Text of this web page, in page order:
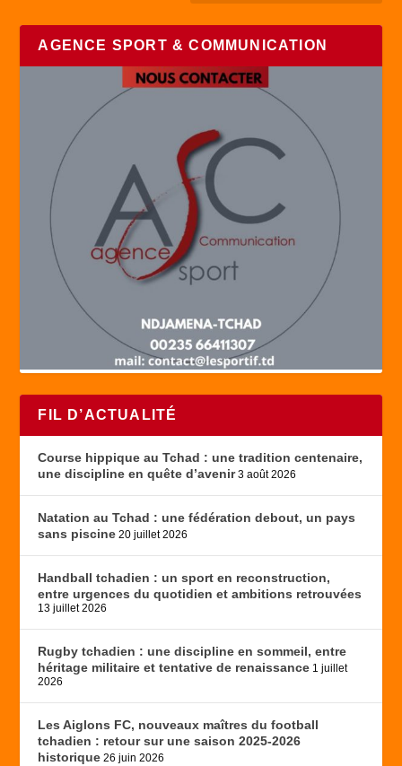
AGENCE SPORT & COMMUNICATION
FIL D’ACTUALITÉ
Course hippique au Tchad : une tradition centenaire,
une discipline en quête d’avenir 3 août 2026
Natation au Tchad : une fédération debout, un pays
sans piscine 20 juillet 2026
Handball tchadien : un sport en reconstruction,
entre urgences du quotidien et ambitions retrouvées
13 juillet 2026
Rugby tchadien : une discipline en sommeil, entre
héritage militaire et tentative de renaissance 1 juillet
2026
Les Aiglons FC, nouveaux maîtres du football
tchadien : retour sur une saison 2025-2026
historique 26 juin 2026